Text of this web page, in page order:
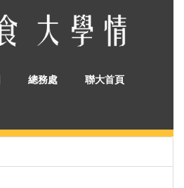
總務處 聯大首頁